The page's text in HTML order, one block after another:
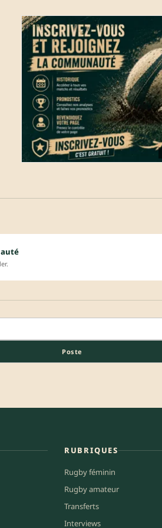
Poste
RUBRIQUES
Rugby féminin
Rugby amateur
Transferts
Interviews